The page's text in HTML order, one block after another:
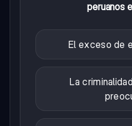
peruanos
El exceso de
La